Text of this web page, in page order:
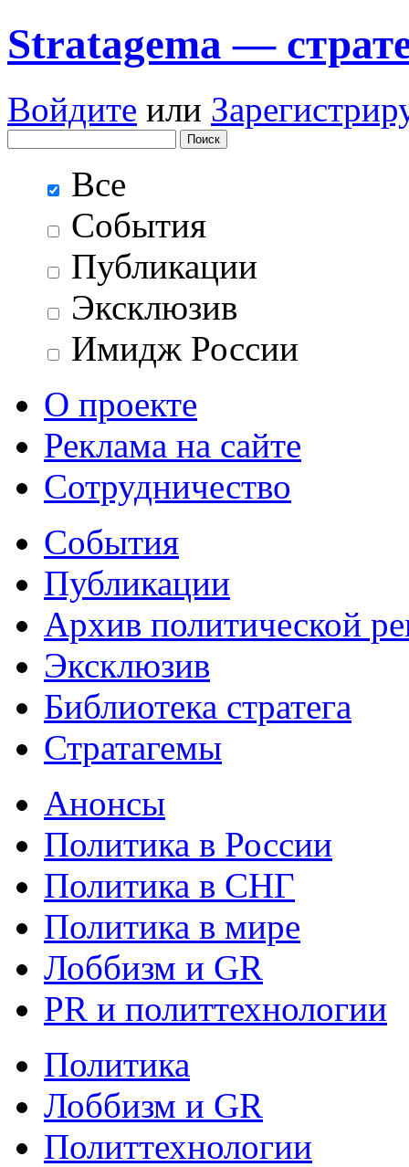
Stratagema —
Войдите или
Все
События
Публикации
Эксклюзив
Имидж России
О проекте
Реклама на сайте
Сотрудничество
События
Публикации
Архив политической
Эксклюзив
Библиотека стратега
Стратагемы
Анонсы
Политика в России
Политика в СНГ
Политика в мире
Лоббизм и GR
PR и политтехнологии
Политика
Лоббизм и GR
Политтехнологии